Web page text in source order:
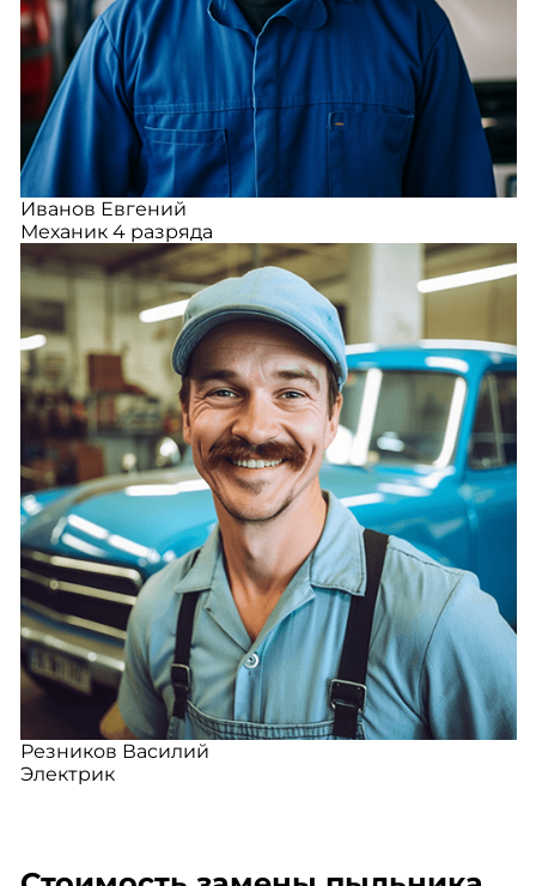
Иванов Евгений
Механик 4 разряда
Резников Василий
Электрик